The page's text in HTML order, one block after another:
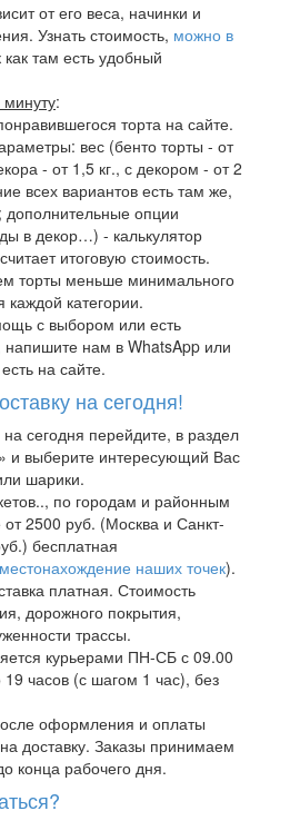
от его веса, начинки и
Узнать стоимость, можно в
как там есть удобный
минуту:
торта на сайте.
вес (бенто торты - от
- от 1,5 кг., с декором - от 2
всех вариантов есть там же,
дополнительные опции
в декор…) - калькулятор
итоговую стоимость.
торты меньше минимального
каждой категории.
с выбором или есть
напишите нам в WhatsApp или
на сайте.
на сегодня!
на сегодня перейдите, в раздел
» и выберите интересующий Вас
шарики.
по городам и районным
от 2500 руб. (Москва и Санкт-
бесплатная
наших точек).
платная. Стоимость
дорожного покрытия,
трассы.
курьерами ПН-СБ с 09.00
часов (с шагом 1 час), без
оформления и оплаты
доставку. Заказы принимаем
конца рабочего дня.